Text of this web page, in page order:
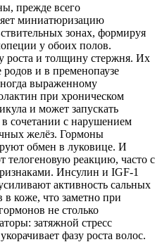
прежде всего
миниатюризацию
зонах, формируя
у обоих полов.
роста и толщину стержня. Их
и в пременопаузе
выраженному
при хроническом
и может запускать
сочетании с нарушением
желёз. Гормоны
обмен в луковице. И
телогеновую реакцию, часто с
Инсулин и IGF‑1
активность сальных
в коже, что заметно при
не столько
затяжной стресс
фазу роста волос.